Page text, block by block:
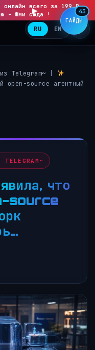
онлайн всего за 199 ₽
- Жми сюда !
▶
RU EN
Telegram~
open-source агентный
что
source
ГАЙДЫ
43